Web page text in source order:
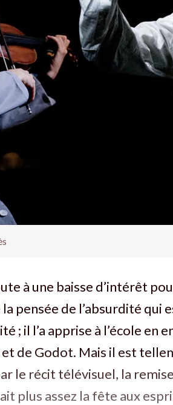
à une baisse d’intérêt
pensée de l’absurdité qui
; il l’a apprise à l’école en
de Godot. Mais il est
le récit télévisuel, la
plus assez la fête aux